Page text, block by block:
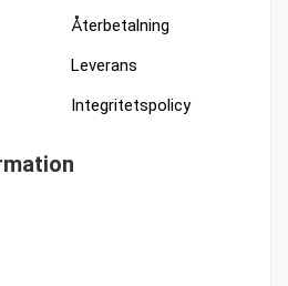
Återbetalning
Leverans
Integritetspolicy